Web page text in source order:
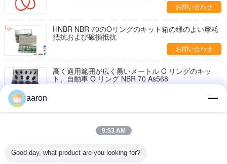
お問い合わせ
HNBR NBR 70のOリングのキット箱の緑のよい摩耗
抵抗および破損抵抗
お問い合わせ
高く適用範囲が広く黒いメートル O リングのキッ
ト、自動車 O リング NBR 70 As568
70のジュロメーターの自動車油圧高圧のためのゴム
高温 O リングの修理用キットの Acild の抵抗力があ
aaron
9:53 AM
Good day, what product are you looking for?